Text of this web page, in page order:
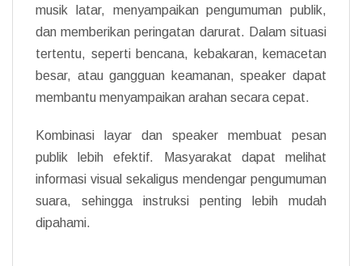
musik latar, menyampaikan pengumuman publik,
dan memberikan peringatan darurat. Dalam situasi
tertentu, seperti bencana, kebakaran, kemacetan
besar, atau gangguan keamanan, speaker dapat
membantu menyampaikan arahan secara cepat.
Kombinasi layar dan speaker membuat pesan
publik lebih efektif. Masyarakat dapat melihat
informasi visual sekaligus mendengar pengumuman
suara, sehingga instruksi penting lebih mudah
dipahami.